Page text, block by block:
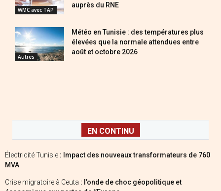
WMC avec TAP
auprès du RNE
Autres
Météo en Tunisie : des températures plus
élevées que la normale attendues entre
août et octobre 2026
EN CONTINU
Électricité Tunisie : Impact des nouveaux transformateurs de 760
MVA
Crise migratoire à Ceuta : l’onde de choc géopolitique et